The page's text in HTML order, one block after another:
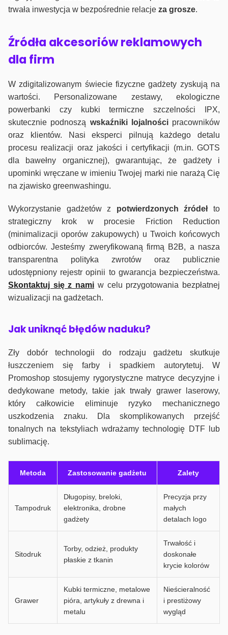
trwała inwestycja w bezpośrednie relacje za grosze.
Źródła akcesoriów reklamowych
dla firm
W zdigitalizowanym świecie fizyczne gadżety zyskują na
wartości. Personalizowane zestawy, ekologiczne
powerbanki czy kubki termiczne szczelności IPX,
skutecznie podnoszą wskaźniki lojalnościpracowników
oraz klientów. Nasi eksperci pilnują każdego detalu
procesu realizacji oraz jakości i certyfikacji (m.in. GOTS
dla bawełny organicznej), gwarantując, że gadżety i
upominki wręczane w imieniu Twojej marki nie narażą Cię
na zjawisko greenwashingu.
Wykorzystanie gadżetów z potwierdzonych źródełto
strategiczny krok w procesie Friction Reduction
(minimalizacji oporów zakupowych) u Twoich końcowych
odbiorców. Jesteśmy zweryfikowaną firmą B2B, a nasza
transparentna polityka zwrotów oraz publicznie
udostępniony rejestr opinii to gwarancja bezpieczeństwa.
Skontaktuj się z nami w celu przygotowania bezpłatnej
wizualizacji na gadżetach.
Jak uniknąć błędów naduku?
Zły dobór technologii do rodzaju gadżetu skutkuje
łuszczeniem się farby i spadkiem autorytetuj. W
Promoshop stosujemy rygorystyczne matryce decyzyjne i
dedykowane metody, takie jak trwały grawer laserowy,
który całkowicie eliminuje ryzyko mechanicznego
uszkodzenia znaku. Dla skomplikowanych przejść
tonalnych na tekstyliach wdrażamy technologię DTF lub
sublimację.
Metoda Zastosowanie gadżetu Zalety
Tampodruk
Długopisy, breloki,
elektronika, drobne
gadżety
Precyzja przy
małych
detalach logo
Sitodruk
Torby, odzież, produkty
płaskie z tkanin
Trwałość i
doskonałe
krycie kolorów
Grawer
Kubki termiczne, metalowe
pióra, artykuły z drewna i
metalu
Nieścieralność
i prestiżowy
wygląd